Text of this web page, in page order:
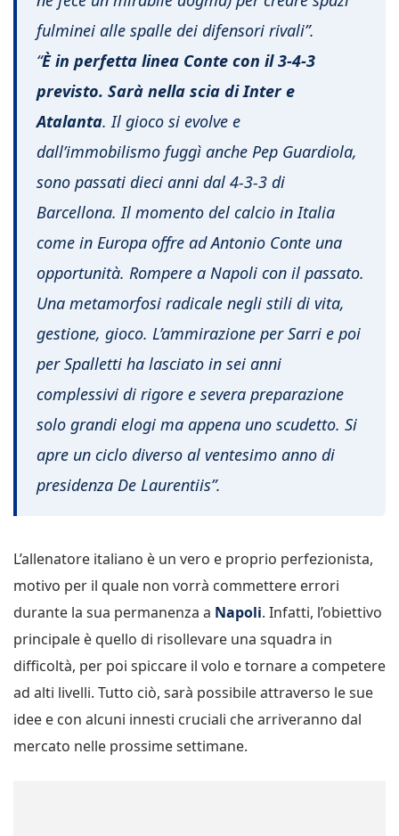
fulminei alle spalle dei difensori rivali”.
“È in perfetta linea Conte con il 3-4-3
previsto. Sarà nella scia di Inter e
Atalanta. Il gioco si evolve e
dall’immobilismo fuggì anche Pep Guardiola,
sono passati dieci anni dal 4-3-3 di
Barcellona. Il momento del calcio in Italia
come in Europa offre ad Antonio Conte una
opportunità. Rompere a Napoli con il passato.
Una metamorfosi radicale negli stili di vita,
gestione, gioco. L’ammirazione per Sarri e poi
per Spalletti ha lasciato in sei anni
complessivi di rigore e severa preparazione
solo grandi elogi ma appena uno scudetto. Si
apre un ciclo diverso al ventesimo anno di
presidenza De Laurentiis”.
L’allenatore italiano è un vero e proprio perfezionista,
motivo per il quale non vorrà commettere errori
durante la sua permanenza a Napoli. Infatti, l’obiettivo
principale è quello di risollevare una squadra in
difficoltà, per poi spiccare il volo e tornare a competere
ad alti livelli. Tutto ciò, sarà possibile attraverso le sue
idee e con alcuni innesti cruciali che arriveranno dal
mercato nelle prossime settimane.